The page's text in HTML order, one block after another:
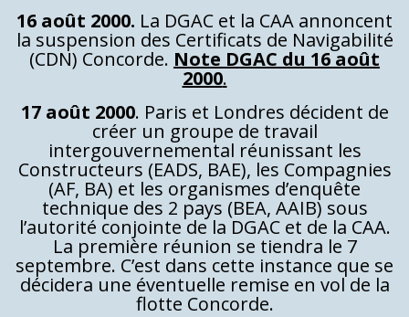
16 août 2000. La DGAC et la CAA annoncent
la suspension des Certificats de Navigabilité
(CDN) Concorde. Note DGAC du 16 août
2000.
17 août 2000. Paris et Londres décident de
créer un groupe de travail
intergouvernemental réunissant les
Constructeurs (EADS, BAE), les Compagnies
(AF, BA) et les organismes d’enquête
technique des 2 pays (BEA, AAIB) sous
l’autorité conjointe de la DGAC et de la CAA.
La première réunion se tiendra le 7
septembre. C’est dans cette instance que se
décidera une éventuelle remise en vol de la
flotte Concorde.